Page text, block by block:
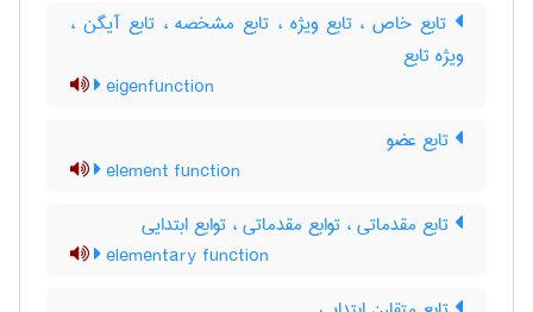
تابع خاص ، تابع ویژه ، تابع مشخصه ، تابع آیگن ،
ویژه تابع
eigenfunction
تابع عضو
element function
تابع مقدماتی ، توابع مقدماتی ، توابع ابتدایی
elementary function